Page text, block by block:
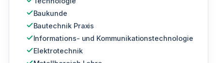
Baukunde
Bautechnik Praxis
Informations- und Kommunikationstechnologie
Elektrotechnik